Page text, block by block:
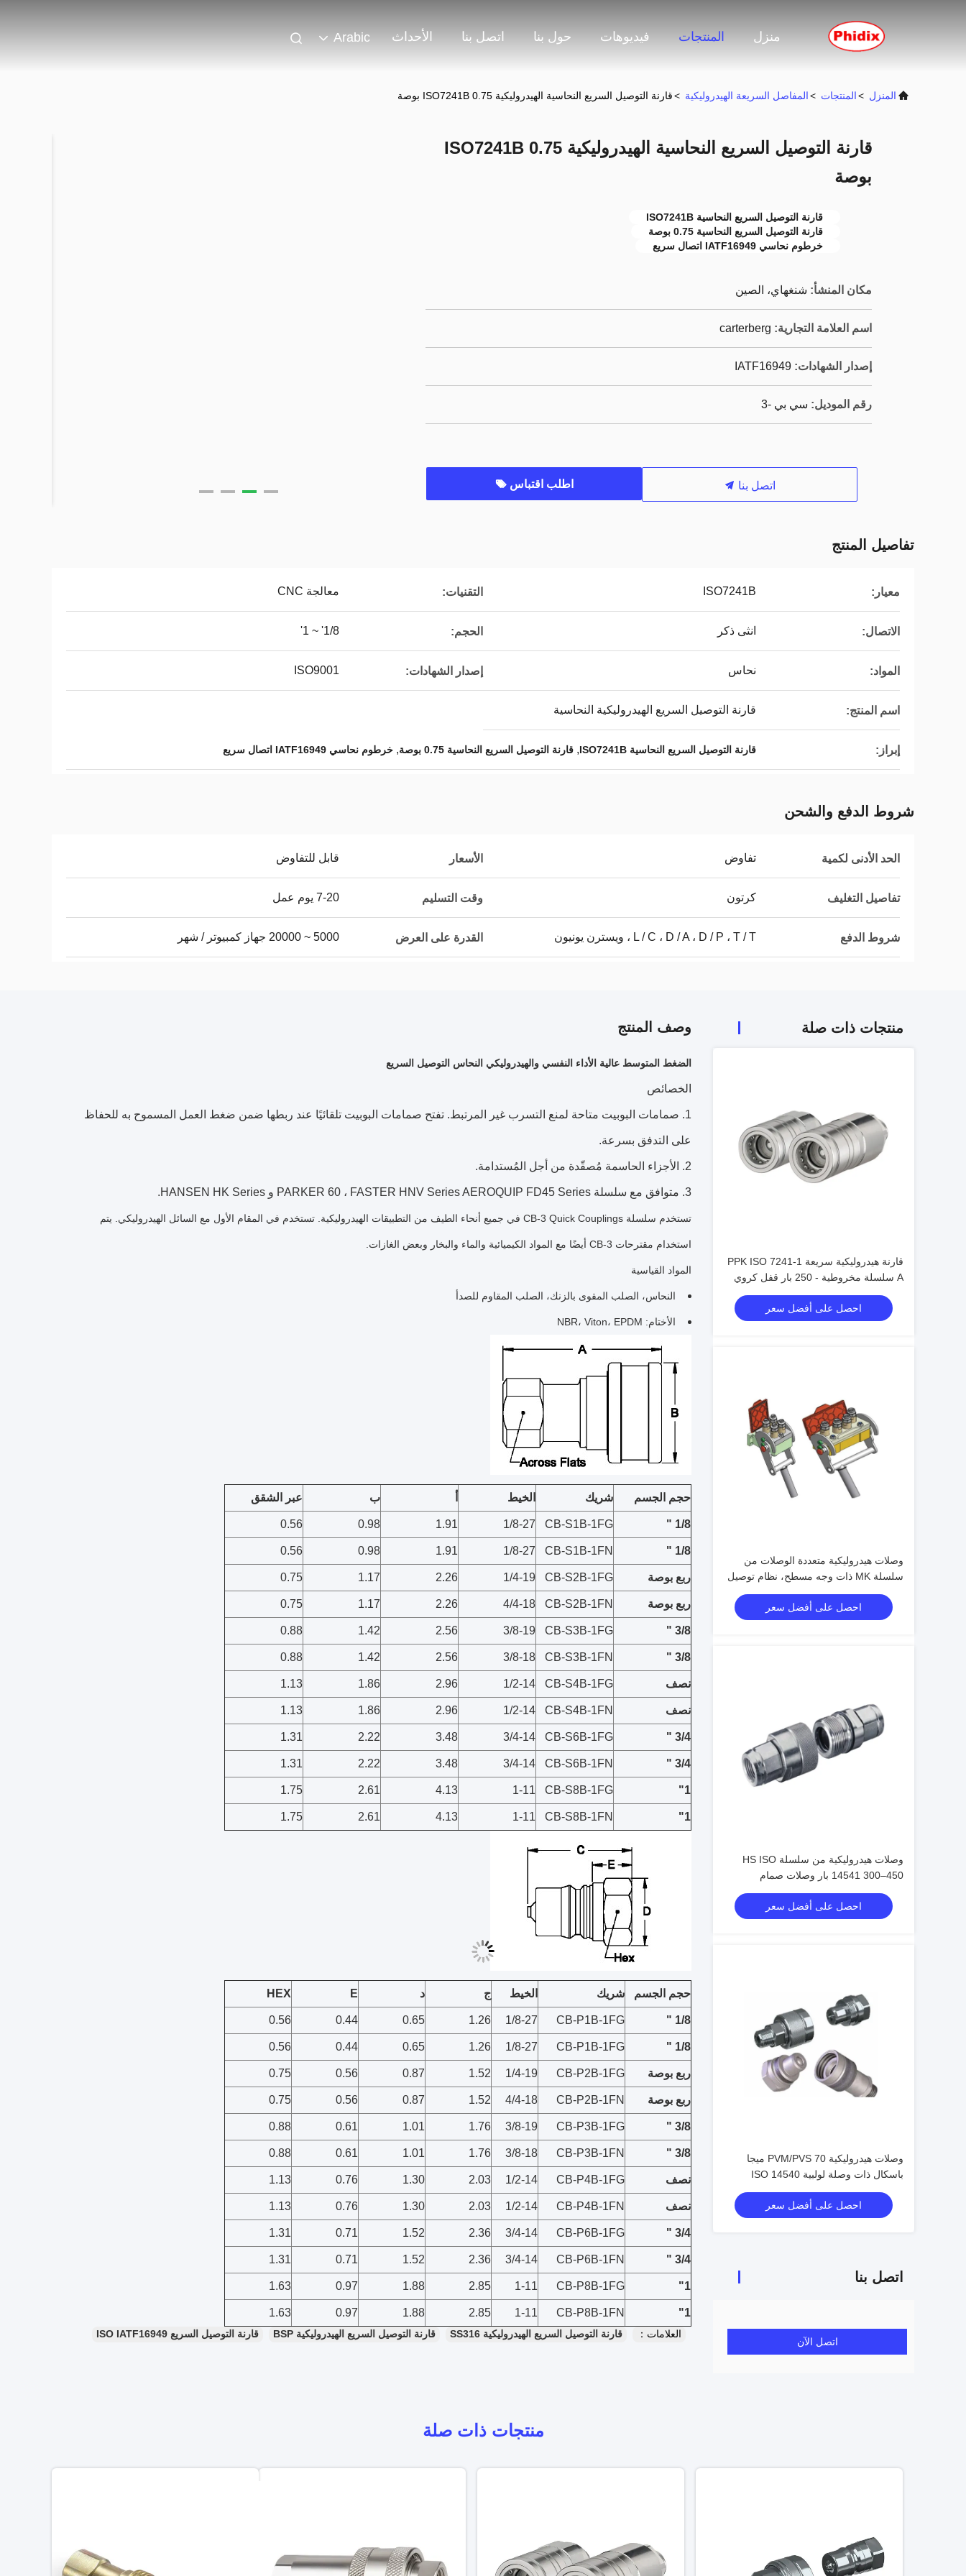
منزل المنتجات فيديوهات حول بنا اتصل بنا الأحداث Arabic
المنزل >المنتجات >المفاصل السريعة الهيدروليكية >قارنة التوصيل السريع النحاسية الهيدروليكية ISO7241B 0.75 بوصة
قارنة التوصيل السريع النحاسية الهيدروليكية ISO7241B 0.75
بوصة
قارنة التوصيل السريع النحاسية ISO7241B
قارنة التوصيل السريع النحاسية 0.75 بوصة
خرطوم نحاسي IATF16949 اتصال سريع
مكان المنشأ: شنغهاي، الصين
اسم العلامة التجارية: carterberg
إصدار الشهادات: IATF16949
رقم الموديل: سي بي -3
اتصل بنا اطلب اقتباس
تفاصيل المنتج
معيار: ISO7241B التقنيات: معالجة CNC
الاتصال: انثى ذكر الحجم: 1/8' ~ 1'
المواد: نحاس إصدار الشهادات: ISO9001
اسم المنتج: قارنة التوصيل السريع الهيدروليكية النحاسية
إبراز: قارنة التوصيل السريع النحاسية ISO7241B , قارنة التوصيل السريع النحاسية 0.75 بوصة , خرطوم نحاسي IATF16949 اتصال سريع
شروط الدفع والشحن
الحد الأدنى لكمية تفاوض الأسعار قابل للتفاوض
تفاصيل التغليف كرتون وقت التسليم 7-20 يوم عمل
شروط الدفع L / C ، D / A ، D / P ، T / T ، ويسترن يونيون القدرة على العرض 5000 ~ 20000 جهاز كمبيوتر / شهر
منتجات ذات صلة
قارنة هيدروليكية سريعة PPK ISO 7241-1
A سلسلة مخروطية - 250 بار قفل كروي
فولاذي للآلات الثقيلة
احصل على أفضل سعر
وصلات هيدروليكية متعددة الوصلات من
سلسلة MK ذات وجه مسطح، نظام توصيل
سريع بقفل الكامة وفقًا لمعيار ISO
احصل على أفضل سعر
وصلات هيدروليكية من سلسلة HS ISO
14541 300–450 بار وصلات صمام
مخروطي للتوصيل الملولب
احصل على أفضل سعر
وصلات هيدروليكية PVM/PVS 70 ميجا
باسكال ذات وصلة لولبية ISO 14540
موصلات صمام مخروطي عالي الضغط
احصل على أفضل سعر
اتصل بنا
اتصل الآن
وصف المنتج
الضغط المتوسط عالية الأداء النفسي والهيدروليكي النحاس التوصيل السريع
الخصائص
صمامات البوبيت متاحة لمنع التسرب غير المرتبط. تفتح صمامات البوبيت تلقائيًا عند ربطها ضمن ضغط العمل المسموح به للحفاظ
على التدفق بسرعة.
الأجزاء الحاسمة مُصقّدة من أجل المُستدامة.
متوافق مع سلسلة PARKER 60 ، FASTER HNV Series AEROQUIP FD45 Series و HANSEN HK Series.
تستخدم سلسلة CB-3 Quick Couplings في جميع أنحاء الطيف من التطبيقات الهيدروليكية. تستخدم في المقام الأول مع السائل الهيدروليكي. يتم
استخدام مقترحات CB-3 أيضًا مع المواد الكيميائية والماء والبخار وبعض الغازات.
المواد القياسية
النحاس، الصلب المقوى بالزنك، الصلب المقاوم للصدأ
الأختام: NBR، Viton، EPDM
حجم الجسم شريك الخيط ب عبر الشقق
1/8 "
CB-S1B-1FG
1/8-27
1.91
0.98
0.56
1/8 "
CB-S1B-1FN
1/8-27
1.91
0.98
0.56
ربع بوصة CB-S2B-1FG
1/4-19
2.26
1.17
0.75
ربع بوصة CB-S2B-1FN
4/4-18
2.26
1.17
0.75
3/8 "
CB-S3B-1FG
3/8-19
2.56
1.42
0.88
3/8 "
CB-S3B-1FN
3/8-18
2.56
1.42
0.88
نصف CB-S4B-1FG
1/2-14
2.96
1.86
1.13
نصف CB-S4B-1FN
1/2-14
2.96
1.86
1.13
3/4 "
CB-S6B-1FG
3/4-14
3.48
2.22
1.31
3/4 "
CB-S6B-1FN
3/4-14
3.48
2.22
1.31
1"
CB-S8B-1FG
1-11
4.13
2.61
1.75
1"
CB-S8B-1FN
1-11
4.13
2.61
1.75
حجم الجسم شريك الخيط ج د E
HEX
1/8 "
CB-P1B-1FG
1/8-27
1.26
0.65
0.44
0.56
1/8 "
CB-P1B-1FG
1/8-27
1.26
0.65
0.44
0.56
ربع بوصة CB-P2B-1FG
1/4-19
1.52
0.87
0.56
0.75
ربع بوصة CB-P2B-1FN
4/4-18
1.52
0.87
0.56
0.75
3/8 "
CB-P3B-1FG
3/8-19
1.76
1.01
0.61
0.88
3/8 "
CB-P3B-1FN
3/8-18
1.76
1.01
0.61
0.88
نصف CB-P4B-1FG
1/2-14
2.03
1.30
0.76
1.13
نصف CB-P4B-1FN
1/2-14
2.03
1.30
0.76
1.13
3/4 "
CB-P6B-1FG
3/4-14
2.36
1.52
0.71
1.31
3/4 "
CB-P6B-1FN
3/4-14
2.36
1.52
0.71
1.31
1"
CB-P8B-1FG
1-11
2.85
1.88
0.97
1.63
1"
CB-P8B-1FN
1-11
2.85
1.88
0.97
1.63
العلامات： قارنة التوصيل السريع الهيدروليكية SS316 قارنة التوصيل السريع الهيدروليكية BSP قارنة التوصيل السريع ISO IATF16949
منتجات ذات صلة